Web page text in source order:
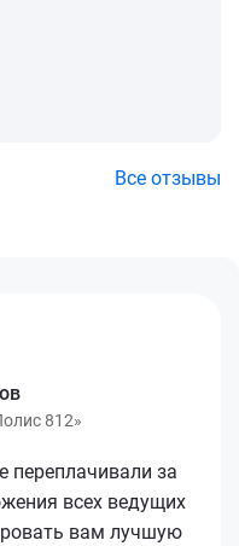
Все отзывы
812»
за
всех ведущих
вам лучшую